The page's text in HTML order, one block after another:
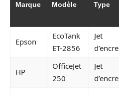
Marque Modèle Type
Epson
EcoTank
ET-2856
Jet
d’encre
HP
OfficeJet
250
Jet
d’encre